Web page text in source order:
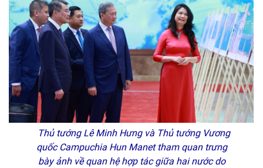
Thủ tướng Lê Minh Hưng và Thủ tướng Vương
quốc Campuchia Hun Manet tham quan trưng
bày ảnh về quan hệ hợp tác giữa hai nước do